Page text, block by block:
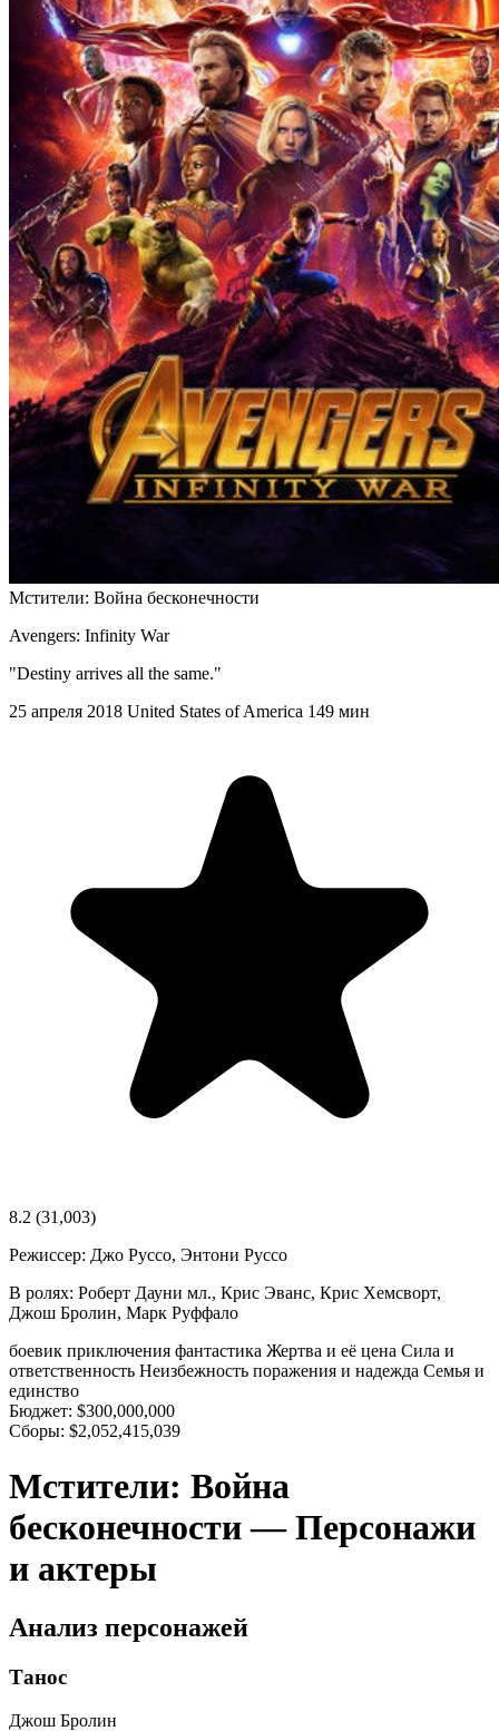
Мстители: Война бесконечности
Avengers: Infinity War
"Destiny arrives all the same."
25 апреля 2018 United States of America 149 мин
8.2 (31,003)
Режиссер: Джо Руссо, Энтони Руссо
В ролях: Роберт Дауни мл., Крис Эванс, Крис Хемсворт,
Джош Бролин, Марк Руффало
боевик приключения фантастика Жертва и её цена Сила и
ответственность Неизбежность поражения и надежда Семья и
единство
Бюджет: $300,000,000
Сборы: $2,052,415,039
Мстители: Война
бесконечности — Персонажи
и актеры
Анализ персонажей
Танос
Джош Бролин